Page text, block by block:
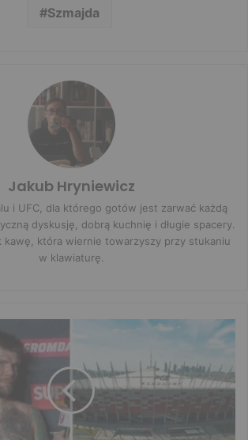
Szmajda
Jakub Hryniewicz
i UFC, dla którego gotów jest zarwać każdą
dyskusję, dobrą kuchnię i długie spacery.
kawę, która wiernie towarzyszy przy stukaniu
w klawiaturę.